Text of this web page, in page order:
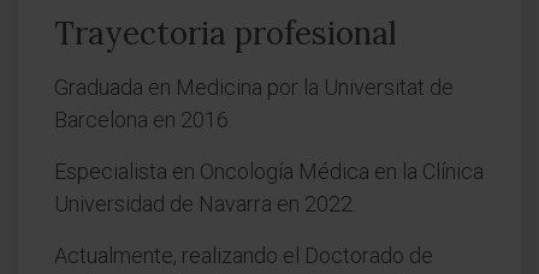
Trayectoria profesional
Graduada en Medicina por la Universitat de
Barcelona en 2016.
Especialista en Oncología Médica en la Clínica
Universidad de Navarra en 2022.
Actualmente, realizando el Doctorado de